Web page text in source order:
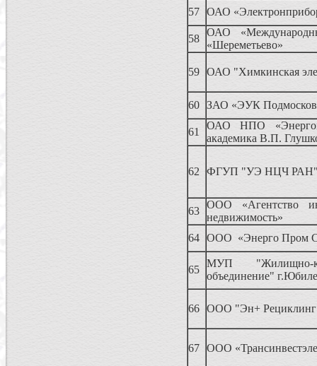
57 ОАО
58
ОАО
«Шереметьево»
59 ОАО "Химкинская
60 ЗАО «ЭУК
61
ОАО НПО
академика В.П.
62 ФГУП "УЭ НЦЧ
63
ООО «Агентство
недвижимость»
64 ООО «Энерго Пром
65
МУП "Жилищно-
объединение"
66 ООО "Эн+
67 ООО